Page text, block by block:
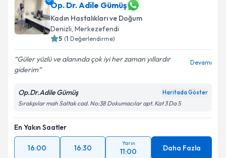
Op. Dr. Adile Gümüş
Kadın Hastalıkları ve Doğum
Denizli, Merkezefendi
5 (1 Değerlendirme)
Güler yüzlü ve alanında çok iyi her zaman yıllardır
giderim
Devamı
Op.Dr.Adile Gümüş Haritada Göster
Sırakpılar mah Saltak cad. No:38 Dokumacılar apt. Kat 3 Da 5
En Yakın Saatler
16:00 16:30
Yarın
11:00 Daha Fazla